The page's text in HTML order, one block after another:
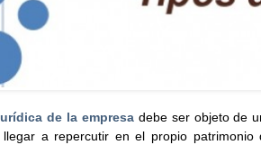
de la empresadebe ser objeto de
llegar a repercutir en el propio